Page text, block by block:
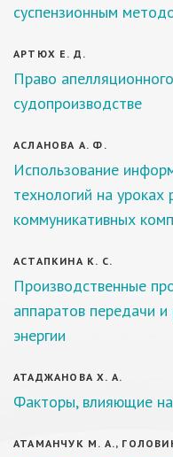
суспензионным
АРТЮХ Е. Д.
Право
судопроизводстве
АСЛАНОВА А. Ф.
Использование
технологий на уроках
коммуникативных
АСТАПКИНА К. С.
Производственные
аппаратов передачи и
энергии
АТАДЖАНОВА Х. А.
Факторы, влияющие
АТАМАНЧУК М. А.,